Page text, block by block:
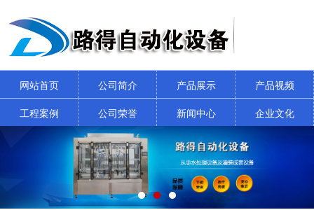
网站首页 公司简介 产品展示
产品视频
工程案例
公司荣誉 新闻中心 企业文化